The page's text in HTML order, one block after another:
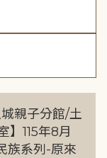
親子分館/土
115年8月
族系列-原來